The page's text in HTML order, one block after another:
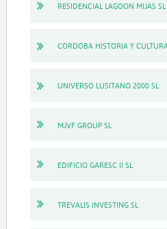
RESIDENCIAL LAGOON MIJAS SL
CORDOBA HISTORIA Y
UNIVERSO LUSITANO 2000 SL
MJVF GROUP SL
EDIFICIO GARESC II SL
TREVALIS INVESTING SL